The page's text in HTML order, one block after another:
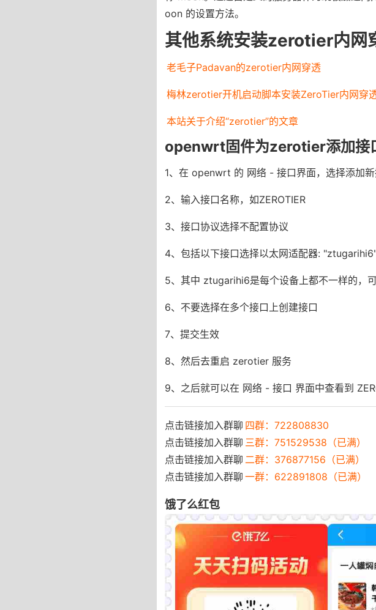
oon 的设置方法。
其他系统安装zerotier内网
老毛子Padavan的zerotier内网穿透
梅林zerotier开机启动脚本安装ZeroTier内网穿
本站关于介绍“zerotier”的文章
openwrt固件为zerotier添加接
1、在 openwrt 的 网络 - 接口界面，选择添加新
2、输入接口名称，如ZEROTIER
3、接口协议选择不配置协议
4、包括以下接口选择以太网适配器:
5、其中 ztugarihi6是每个设备上都不一样的，
6、不要选择在多个接口上创建接口
7、提交生效
8、然后去重启 zerotier 服务
9、之后就可以在 网络 - 接口 界面中查看到
点击链接加入群聊 四群：722808830
点击链接加入群聊 三群：751529538（已满）
点击链接加入群聊 二群：376877156（已满）
点击链接加入群聊 一群：622891808（已满）
饿了么红包